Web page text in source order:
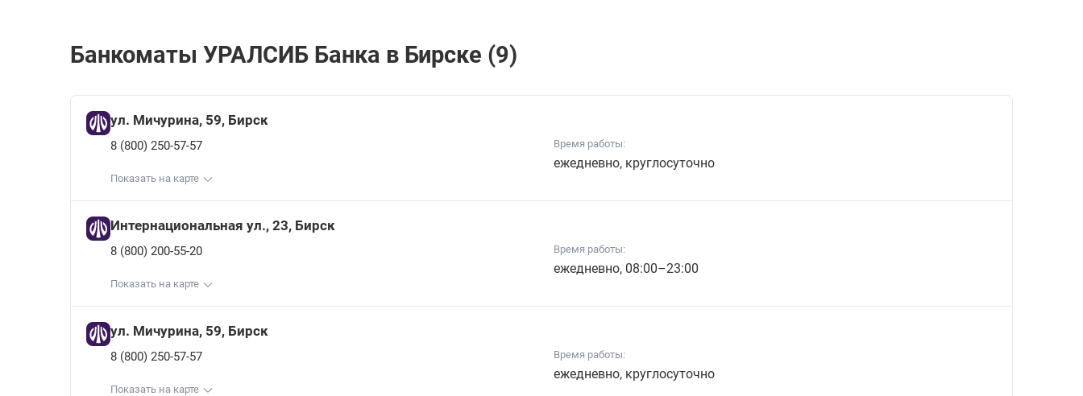
Банкоматы УРАЛСИБ Банкa в Бирске (9)
ул. Мичурина, 59, Бирск
8 (800) 250-57-57 Время работы:
ежедневно, круглосуточно
Показать на карте
Интернациональная ул., 23, Бирск
8 (800) 200-55-20 Время работы:
ежедневно, 08:00–23:00
Показать на карте
ул. Мичурина, 59, Бирск
8 (800) 250-57-57 Время работы:
ежедневно, круглосуточно
Показать на карте